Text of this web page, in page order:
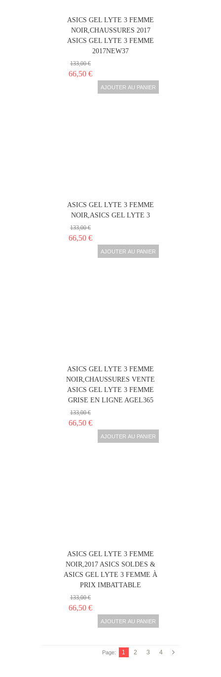
ASICS GEL LYTE 3 FEMME
NOIR,CHAUSSURES 2017
ASICS GEL LYTE 3 FEMME
2017NEW37
133,00 €
66,50 €
AJOUTER AU PANIER
ASICS GEL LYTE 3 FEMME
NOIR,ASICS GEL LYTE 3
133,00 €
66,50 €
AJOUTER AU PANIER
ASICS GEL LYTE 3 FEMME
NOIR,CHAUSSURES VENTE
ASICS GEL LYTE 3 FEMME
GRISE EN LIGNE AGEL365
133,00 €
66,50 €
AJOUTER AU PANIER
ASICS GEL LYTE 3 FEMME
NOIR,2017 ASICS SOLDES &
ASICS GEL LYTE 3 FEMME À
PRIX IMBATTABLE
133,00 €
66,50 €
AJOUTER AU PANIER
Page: 1 2 3 4